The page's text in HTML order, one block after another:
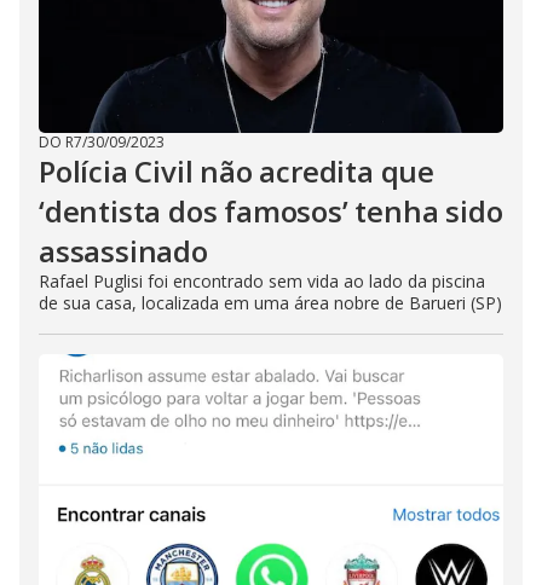
DO R7/30/09/2023
Polícia Civil não acredita que
‘dentista dos famosos’ tenha sido
assassinado
Rafael Puglisi foi encontrado sem vida ao lado da piscina
de sua casa, localizada em uma área nobre de Barueri (SP)